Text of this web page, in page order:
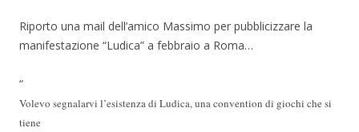
Riporto una mail dell’amico Massimo per pubblicizzare la
manifestazione “Ludica” a febbraio a Roma…
“
Volevo segnalarvi l’esistenza di Ludica, una convention di giochi che si
tiene